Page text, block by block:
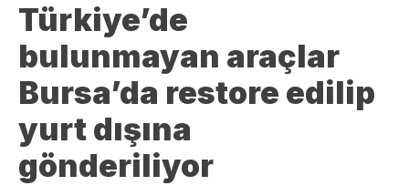
Türkiye’de
bulunmayan araçlar
Bursa’da restore edilip
yurt dışına
gönderiliyor